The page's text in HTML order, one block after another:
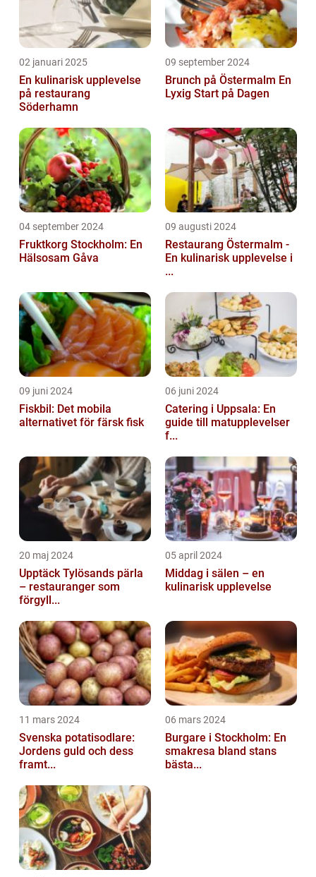
02 januari 2025
En kulinarisk upplevelse
på restaurang
Söderhamn
09 september 2024
Brunch på Östermalm En
Lyxig Start på Dagen
04 september 2024
Fruktkorg Stockholm: En
Hälsosam Gåva
09 augusti 2024
Restaurang Östermalm -
En kulinarisk upplevelse i
...
09 juni 2024
Fiskbil: Det mobila
alternativet för färsk fisk
06 juni 2024
Catering i Uppsala: En
guide till matupplevelser
f...
20 maj 2024
Upptäck Tylösands pärla
– restauranger som
förgyll...
05 april 2024
Middag i sälen – en
kulinarisk upplevelse
11 mars 2024
Svenska potatisodlare:
Jordens guld och dess
framt...
06 mars 2024
Burgare i Stockholm: En
smakresa bland stans
bästa...